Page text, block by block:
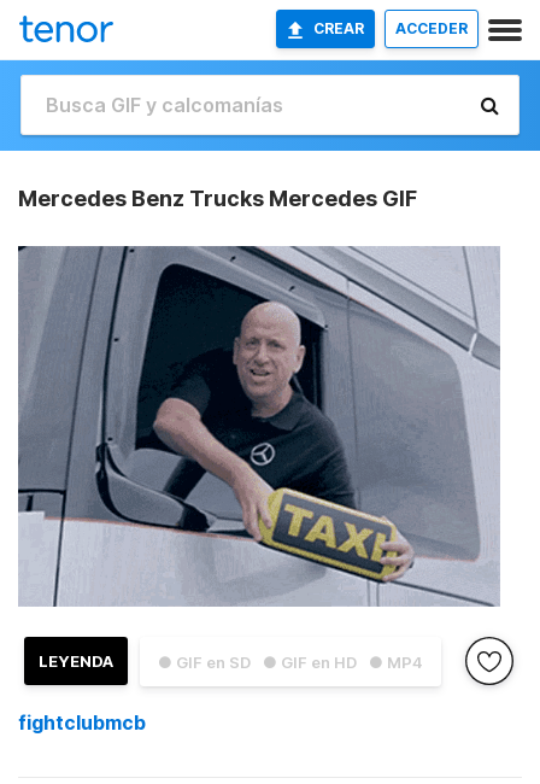
CREAR ACCEDER
Mercedes Benz Trucks Mercedes GIF
● GIF en SD ● GIF en HD ● MP4
LEYENDA
fightclubmcb